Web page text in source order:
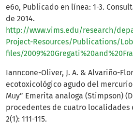
e6o, Publicado en línea: 1-3.
de 2014.
http://www.vims.edu/research/
Project-Resources/Publications/
files/
Ianncone-Oliver, J. A. & Alvariño-
ecotoxicológico agudo del
Muy” Emerita analoga (Stimpson)
procedentes de cuatro localidades
2(1): 111-115.